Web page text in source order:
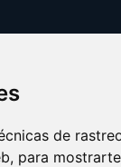
de
para